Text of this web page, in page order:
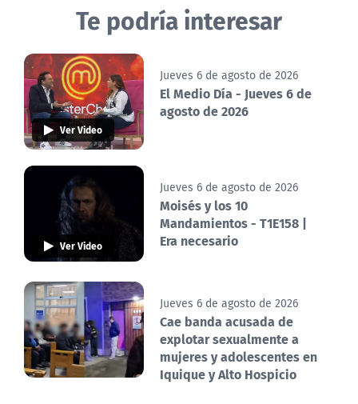
Te podría interesar
Ver Video
Jueves 6 de agosto de 2026
El Medio Día - Jueves 6 de
agosto de 2026
Ver Video
Jueves 6 de agosto de 2026
Moisés y los 10
Mandamientos - T1E158 |
Era necesario
Jueves 6 de agosto de 2026
Cae banda acusada de
explotar sexualmente a
mujeres y adolescentes en
Iquique y Alto Hospicio